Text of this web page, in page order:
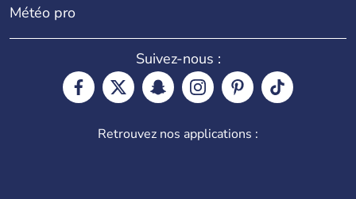
Météo pro
Suivez-nous :
Retrouvez nos applications :